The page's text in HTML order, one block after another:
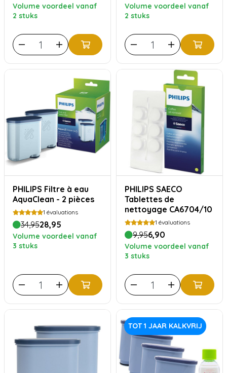
Volume voordeel vanaf
2 stuks
Volume voordeel vanaf
2 stuks
PHILIPS Filtre à eau
AquaClean - 2 pièces
1 évaluations
34,9528,95
Volume voordeel vanaf
3 stuks
PHILIPS SAECO
Tablettes de
nettoyage CA6704/10
1 évaluations
9,956,90
Volume voordeel vanaf
3 stuks
TOT 1 JAAR KALKVRIJ